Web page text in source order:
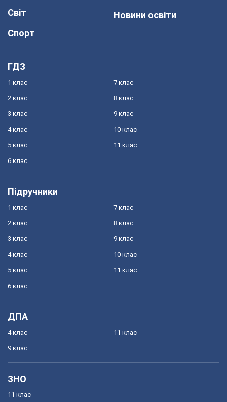
Світ
Спорт
Новини освіти
ГДЗ
1 клас
2 клас
3 клас
4 клас
5 клас
6 клас
7 клас
8 клас
9 клас
10 клас
11 клас
Підручники
1 клас
2 клас
3 клас
4 клас
5 клас
6 клас
7 клас
8 клас
9 клас
10 клас
11 клас
ДПА
4 клас
9 клас
11 клас
ЗНО
11 клас